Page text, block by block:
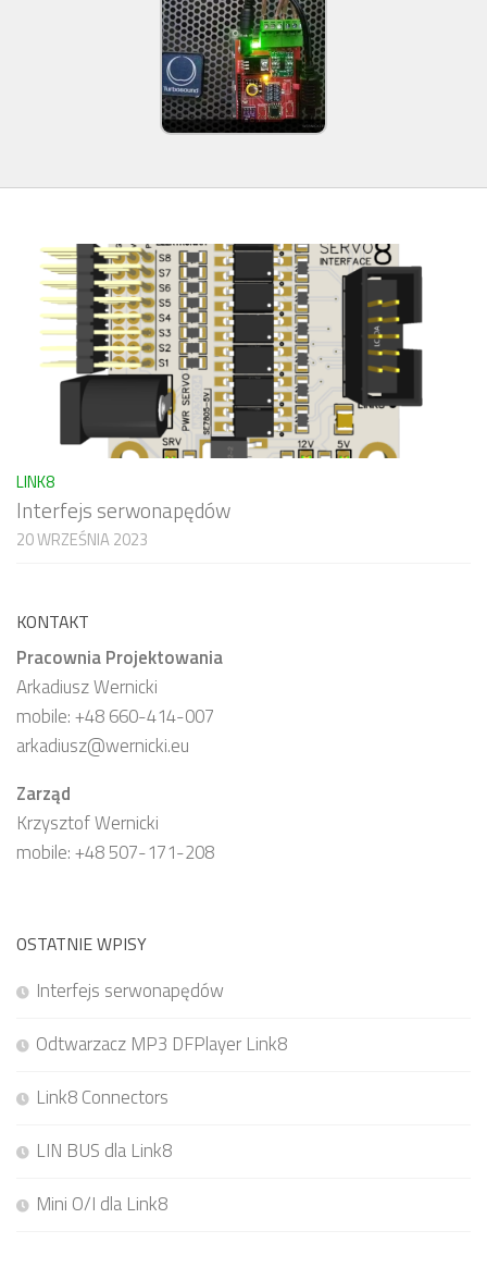
LINK8
Interfejs serwonapędów
20 WRZEŚNIA 2023
KONTAKT
Pracownia Projektowania
Arkadiusz Wernicki
mobile: +48 660-414-007
arkadiusz@wernicki.eu
Zarząd
Krzysztof Wernicki
mobile: +48 507-171-208
OSTATNIE WPISY
Interfejs serwonapędów
Odtwarzacz MP3 DFPlayer Link8
Link8 Connectors
LIN BUS dla Link8
Mini O/I dla Link8